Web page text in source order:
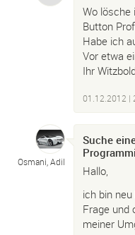
Wo lösche
Button
Habe ich
Vor etwa
Ihr
01.12.2012 |
Osmani, Adil
Suche
Hallo,
ich bin
Frage und
meiner